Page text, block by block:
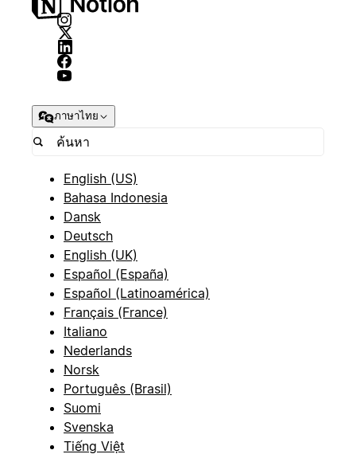
ภาษาไทย
English (US)
Bahasa Indonesia
Dansk
Deutsch
English (UK)
Español (España)
Español (Latinoamérica)
Français (France)
Italiano
Nederlands
Norsk
Português (Brasil)
Suomi
Svenska
Tiếng Việt